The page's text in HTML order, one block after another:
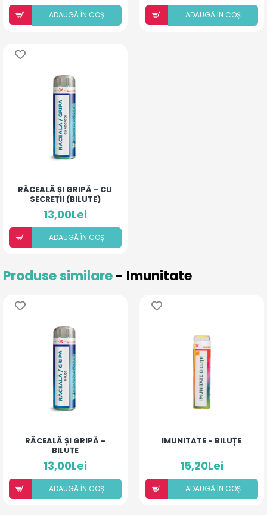
ADAUGÃ ÎN COȘ ADAUGÃ ÎN COȘ
RĂCEALĂ ȘI GRIPĂ - CU
SECREȚII (BILUTE)
13,00Lei
ADAUGÃ ÎN COȘ
Produse similare- Imunitate
RĂCEALĂ ȘI GRIPĂ -
BILUȚE
13,00Lei
ADAUGÃ ÎN COȘ
IMUNITATE - BILUȚE
15,20Lei
ADAUGÃ ÎN COȘ